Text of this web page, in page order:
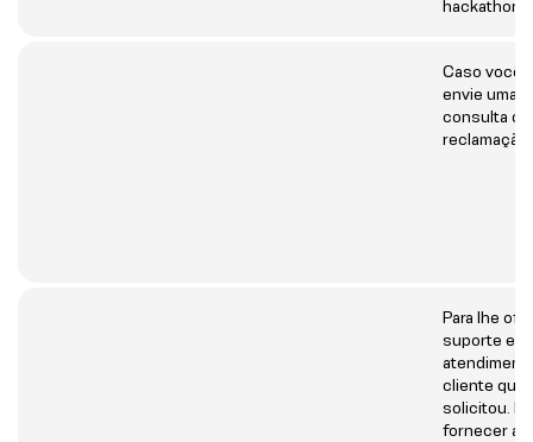
Caso você
envie uma
consulta ou
reclamação.
Para lhe
suporte e o
cliente que
solicitou.
fornecer as